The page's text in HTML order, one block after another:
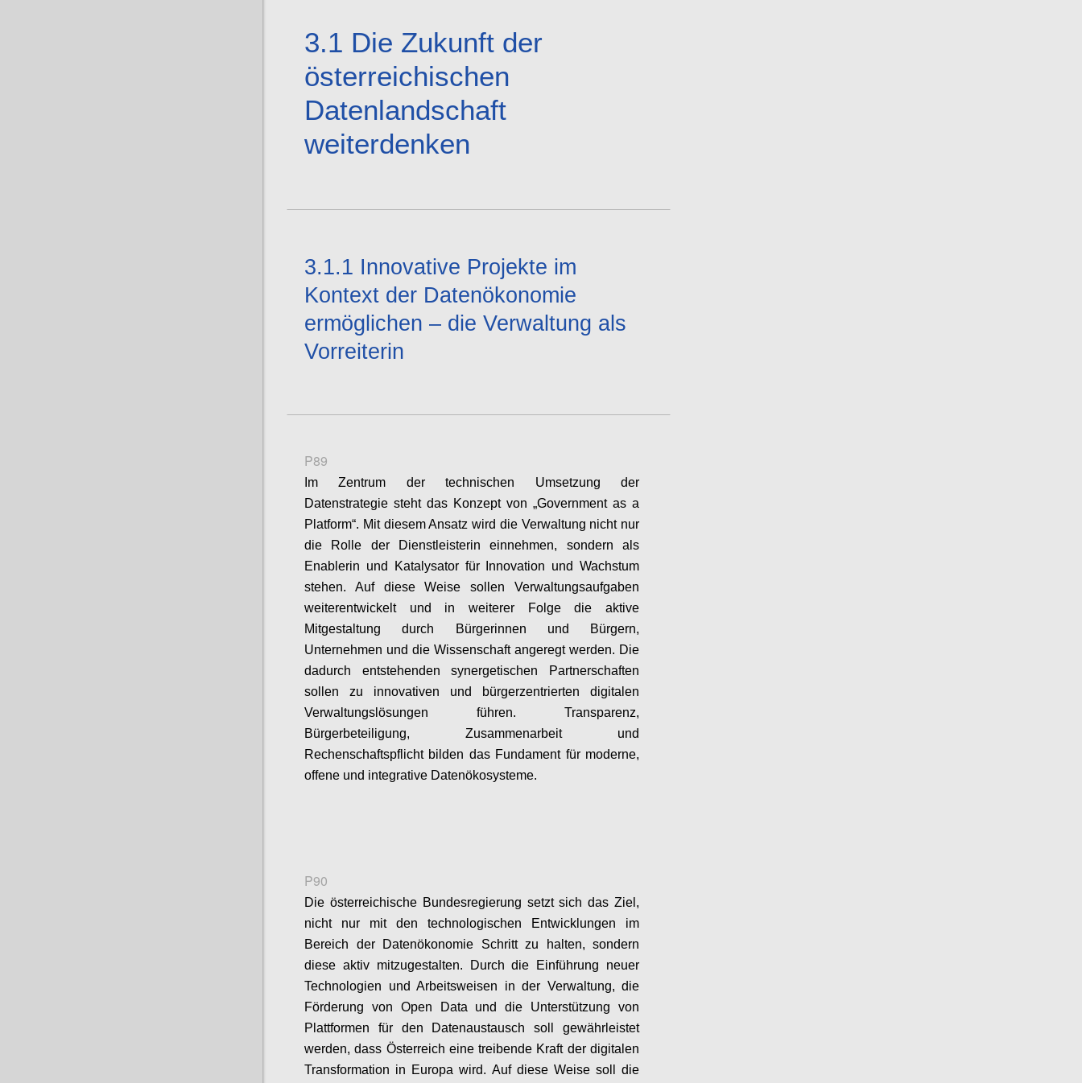
3.1 Die Zukunft der
österreichischen
Datenlandschaft
weiterdenken
3.1.1 Innovative Projekte im
Kontext der Datenökonomie
ermöglichen – die Verwaltung als
Vorreiterin
P89
Im Zentrum der technischen Umsetzung der
Datenstrategie steht das Konzept von „Government as a
Platform“. Mit diesem Ansatz wird die Verwaltung nicht nur
die Rolle der Dienstleisterin einnehmen, sondern als
Enablerin und Katalysator für Innovation und Wachstum
stehen. Auf diese Weise sollen Verwaltungsaufgaben
weiterentwickelt und in weiterer Folge die aktive
Mitgestaltung durch Bürgerinnen und Bürgern,
Unternehmen und die Wissenschaft angeregt werden. Die
dadurch entstehenden synergetischen Partnerschaften
sollen zu innovativen und bürgerzentrierten digitalen
Verwaltungslösungen führen. Transparenz,
Bürgerbeteiligung, Zusammenarbeit und
Rechenschaftspflicht bilden das Fundament für moderne,
offene und integrative Datenökosysteme.
P90
Die österreichische Bundesregierung setzt sich das Ziel,
nicht nur mit den technologischen Entwicklungen im
Bereich der Datenökonomie Schritt zu halten, sondern
diese aktiv mitzugestalten. Durch die Einführung neuer
Technologien und Arbeitsweisen in der Verwaltung, die
Förderung von Open Data und die Unterstützung von
Plattformen für den Datenaustausch soll gewährleistet
werden, dass Österreich eine treibende Kraft der digitalen
Transformation in Europa wird. Auf diese Weise soll die